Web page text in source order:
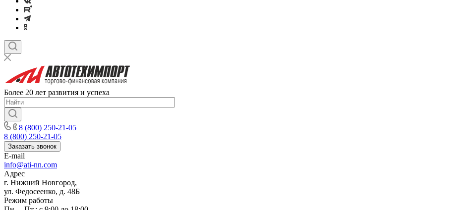
Более 20 лет развития и успеха
8 (800) 250-21-05
8 (800) 250-21-05
Заказать звонок
E-mail
info@ati-nn.com
Адрес
г. Нижний Новгород,
ул. Федосеенко, д. 48Б
Режим работы